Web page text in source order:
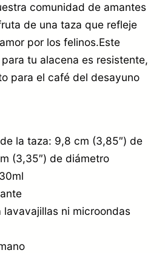
comunidad de amantes
de una taza que refleje
por los felinos.Este
tu alacena es resistente,
para el café del desayuno
la taza: 9,8 cm (3,85″) de
(3,35″) de diámetro
lavavajillas ni microondas